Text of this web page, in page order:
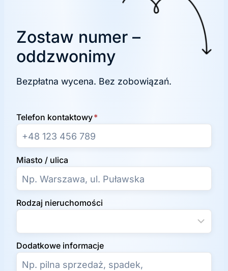
Zostaw numer –
oddzwonimy
Bezpłatna wycena. Bez zobowiązań.
Telefon kontaktowy*
Miasto / ulica
Rodzaj nieruchomości
Dodatkowe informacje